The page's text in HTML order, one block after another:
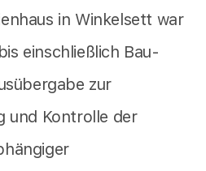
in Winkelsett war
einschließlich Bau-
zur
und Kontrolle der